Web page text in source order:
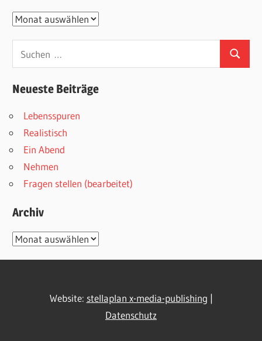
Archive
nach:
Suchen
Neueste Beiträge
Lebensspuren
Realistisch
Ein Abend
Nehmen
Fragen stellen (bearbeitet)
Archiv
Archiv
Website: stellaplan x-media-publishing |
Datenschutz